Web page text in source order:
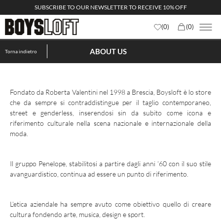
SUBSCRIBE TO OUR NEWSLETTER TO RECEIVE 10% OFF
(0) (0)
Torna indietro ABOUT US
Fondato da Roberta Valentini nel 1998 a Brescia, Boysloft è lo store
che da sempre si contraddistingue per il taglio contemporaneo,
street e genderless, inserendosi sin da subito come icona e
riferimento culturale nella scena nazionale e internazionale della
moda.
Il gruppo Penelope, stabilitosi a partire dagli anni ’60 con il suo stile
avanguardistico, continua ad essere un punto di riferimento.
L’etica aziendale ha sempre avuto come obiettivo quello di creare
cultura fondendo arte, musica, design e sport.
Email
Dò il consenso alla ricezione di novità e promozioniPrivacy policy